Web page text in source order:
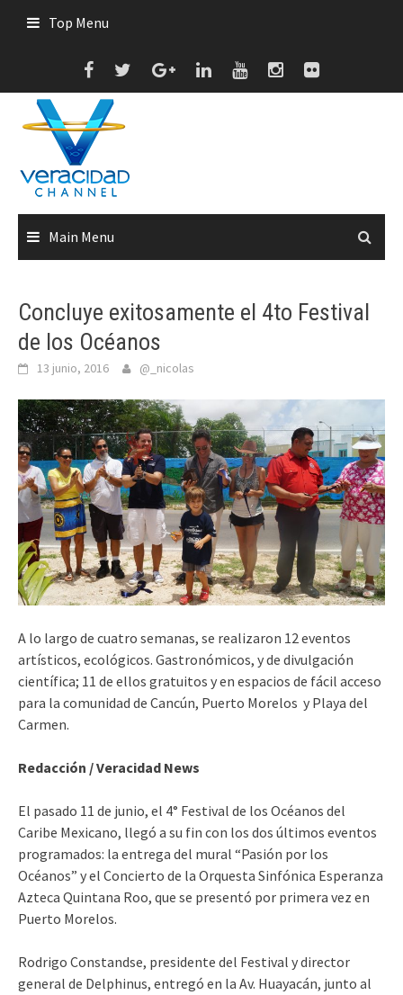
Top Menu
Main Menu
Concluye exitosamente el 4to Festival
de los Océanos
13 junio, 2016 @_nicolas
A lo largo de cuatro semanas, se realizaron 12 eventos
artísticos, ecológicos. Gastronómicos, y de divulgación
científica; 11 de ellos gratuitos y en espacios de fácil acceso
para la comunidad de Cancún, Puerto Morelos y Playa del
Carmen.
Redacción / Veracidad News
El pasado 11 de junio, el 4° Festival de los Océanos del
Caribe Mexicano, llegó a su fin con los dos últimos eventos
programados: la entrega del mural “Pasión por los
Océanos” y el Concierto de la Orquesta Sinfónica Esperanza
Azteca Quintana Roo, que se presentó por primera vez en
Puerto Morelos.
Rodrigo Constandse, presidente del Festival y director
general de Delphinus, entregó en la Av. Huayacán, junto al